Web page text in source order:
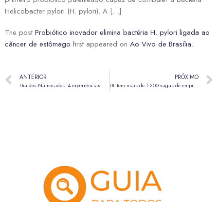
Helicobacter pylori (H. pylori). A […]
The post Probiótico inovador elimina bactéria H. pylori ligada ao
câncer de estômago first appeared on Ao Vivo de Brasília.
ANTERIOR
Dia dos Namorados: 4 experiências gastronômicas em São Paulo
PRÓXIMO
DF tem mais de 1.200 vagas de emprego abertas; salários chegam a R$ 3.500